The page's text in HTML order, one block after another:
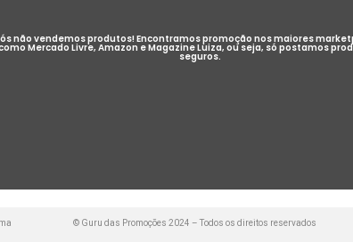
não vendemos produtos! Encontramos promoção nos maiores
Mercado Livre, Amazon e Magazine Luiza, ou seja, só postamos
seguros.
© Guru das Promoções 2024 – Todos os direitos reservados